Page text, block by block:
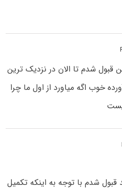
قبول شدم تا الان در نزدیک ترین
خوب اگه میاورد از اول ما چرا
ارشد قبول شدم با توجه به اینکه تکمیل